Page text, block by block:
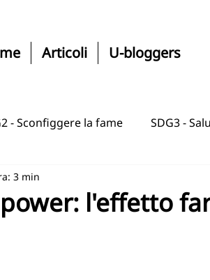
Articoli U-bloggers
- Sconfiggere la fame SDG3 -
di genere
l'effetto
3 min